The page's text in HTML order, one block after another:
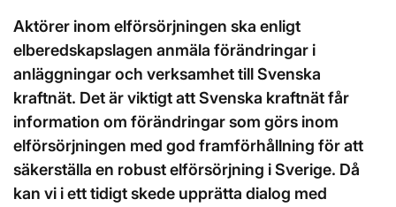
Aktörer inom elförsörjningen ska enligt
elberedskapslagen anmäla förändringar i
anläggningar och verksamhet till Svenska
kraftnät. Det är viktigt att Svenska kraftnät får
information om förändringar som görs inom
elförsörjningen med god framförhållning för att
säkerställa en robust elförsörjning i Sverige. Då
kan vi i ett tidigt skede upprätta dialog med